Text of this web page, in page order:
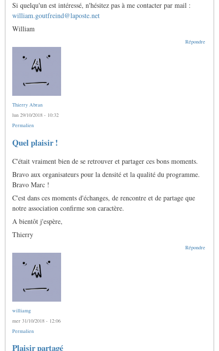
Si quelqu'un est intéressé, n'hésitez pas à me contacter par mail :
william.goutfreind@laposte.net
William
Répondre
Thierry Abran
lun 29/10/2018 - 10:32
Permalien
Quel plaisir !
C'était vraiment bien de se retrouver et partager ces bons moments.
Bravo aux organisateurs pour la densité et la qualité du programme.
Bravo Marc !
C'est dans ces moments d'échanges, de rencontre et de partage que
notre association confirme son caractère.
A bientôt j'espère,
Thierry
Répondre
williamg
mer 31/10/2018 - 12:06
Permalien
Plaisir partagé